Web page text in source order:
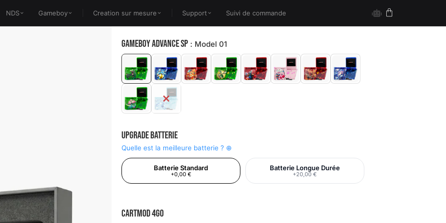
NDS Gameboy Creation sur mesure Support Suivi de commande
Gameboy Advance SP Model 01
Upgrade Batterie
Quelle est la meilleure batterie ? ⊕
Batterie Standard
+0,00 €
Batterie Longue Durée
+20,00 €
Cartmod 4Go